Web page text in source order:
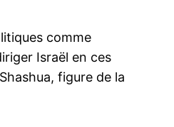
comme
Israël en ces
figure de la